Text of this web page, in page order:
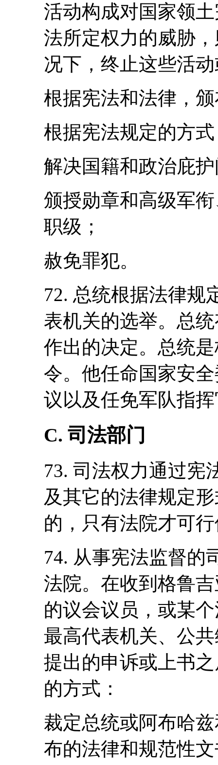
活动构成对国家领
法所定权力的威胁
况下，终止这些活
根据宪法和法律，
根据宪法规定的方
解决国籍和政治庇
颁授勋章和高级军
职级；
赦免罪犯。
72. 总统根据法律规
表机关的选举。总
作出的决定。总统
令。他任命国家安
议以及任免军队指
C. 司法部门
73. 司法权力通过宪
及其它的法律规定
的，只有法院才可
74. 从事宪法监督的
法院。在收到格鲁
的议会议员，或某
最高代表机关、公
提出的申诉或上书
的方式：
裁定总统或阿布哈
布的法律和规范性